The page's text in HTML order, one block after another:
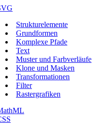
Strukturelemente
Grundformen
Komplexe Pfade
Text
Muster und Farbverläufe
Klone und Masken
Transformationen
Filter
Rastergrafiken